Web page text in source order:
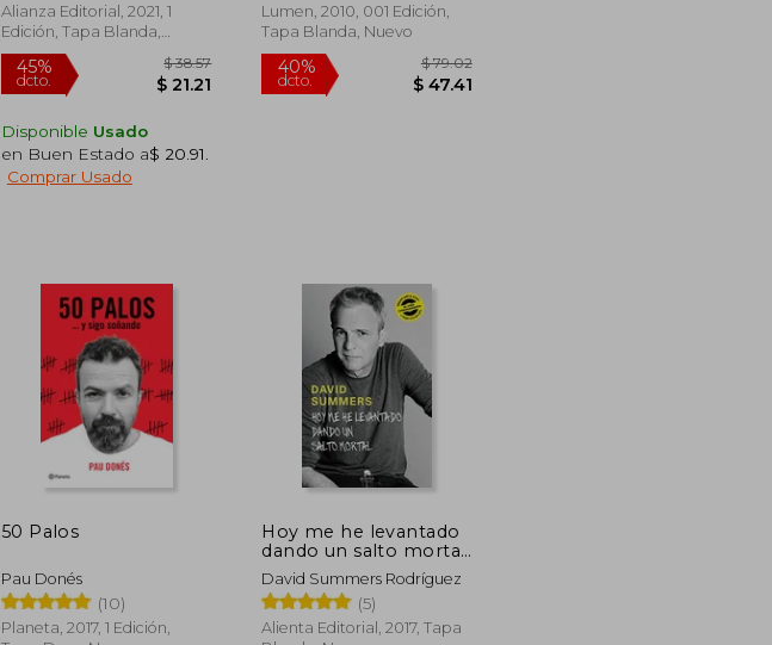
Alianza Editorial, 2021, 1
Edición, Tapa Blanda,
Nuevo
45%
dcto.
$ 38.57
$ 21.21
Disponible Usado
en Buen Estado a$ 20.91
Comprar Usado
Lumen, 2010, 001 Edición,
Tapa Blanda, Nuevo
40%
dcto.
50 Palos
Pau Donés
(10)
Planeta, 2017, 1 Edición,
Hoy me he levantado
dando un salto mortal
(COLECCION ALIENTA)
David Summers Rodríguez
(5)
Alienta Editorial, 2017, Tapa